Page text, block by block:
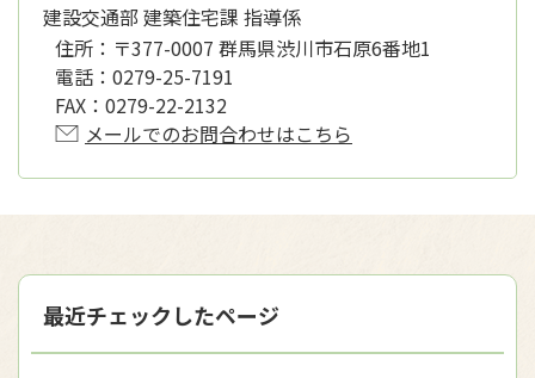
建設交通部 建築住宅課 指導係
住所： 〒377-0007 群馬県渋川市石原6番地1
電話： 0279-25-7191
FAX： 0279-22-2132
メールでのお問合わせはこちら
最近チェックしたページ